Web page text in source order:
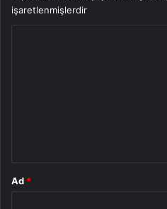
işaretlenmişlerdir
Ad *